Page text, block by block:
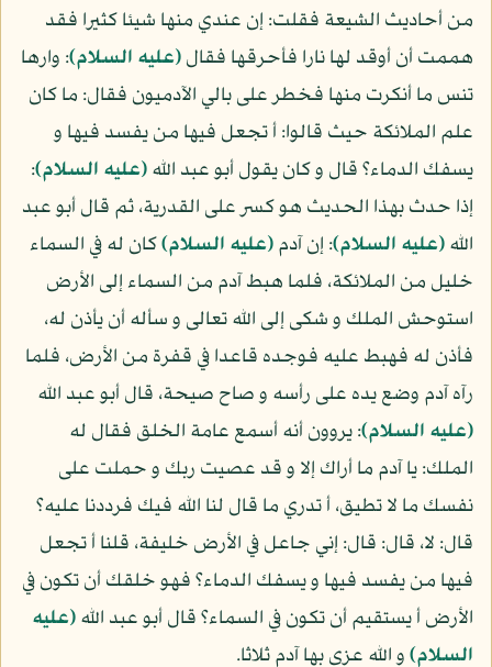
من أحاديث الشيعة فقلت: إن عندي منها شيئا كثيرا فقد
هممت أن أوقد لها نارا فأحرقها فقال(عليه السلام): وارها
تنس ما أنكرت منها فخطر على بالي الآدميون فقال: ما كان
علم الملائكة حيث قالوا: أ تجعل فيها من يفسد فيها و
يسفك الدماء؟ قال و كان يقول أبو عبد الله(عليه السلام):
إذا حدث بهذا الحديث هو كسر على القدرية، ثم قال أبو عبد
الله(عليه السلام): إن آدم(عليه السلام)كان له في السماء
خليل من الملائكة، فلما هبط آدم من السماء إلى الأرض
استوحش الملك و شكى إلى الله تعالى و سأله أن يأذن له،
فأذن له فهبط عليه فوجده قاعدا في قفرة من الأرض، فلما
رآه آدم وضع يده على رأسه و صاح صيحة، قال أبو عبد الله
(عليه السلام): يروون أنه أسمع عامة الخلق فقال له
الملك: يا آدم ما أراك إلا و قد عصيت ربك و حملت على
نفسك ما لا تطيق، أ تدري ما قال لنا الله فيك فرددنا عليه؟
قال: لا، قال: قال: إني جاعل في الأرض خليفة، قلنا أ تجعل
فيها من يفسد فيها و يسفك الدماء؟ فهو خلقك أن تكون في
الأرض أ يستقيم أن تكون في السماء؟ قال أبو عبد الله(عليه
السلام)و الله عزى بها آدم ثلاثا.